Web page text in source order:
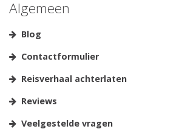
Algemeen
Blog
Contactformulier
Reisverhaal achterlaten
Reviews
Veelgestelde vragen